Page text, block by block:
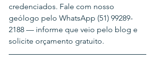
credenciados. Fale com nosso
geólogo pelo WhatsApp (51) 99289-
2188 — informe que veio pelo blog e
solicite orçamento gratuito.